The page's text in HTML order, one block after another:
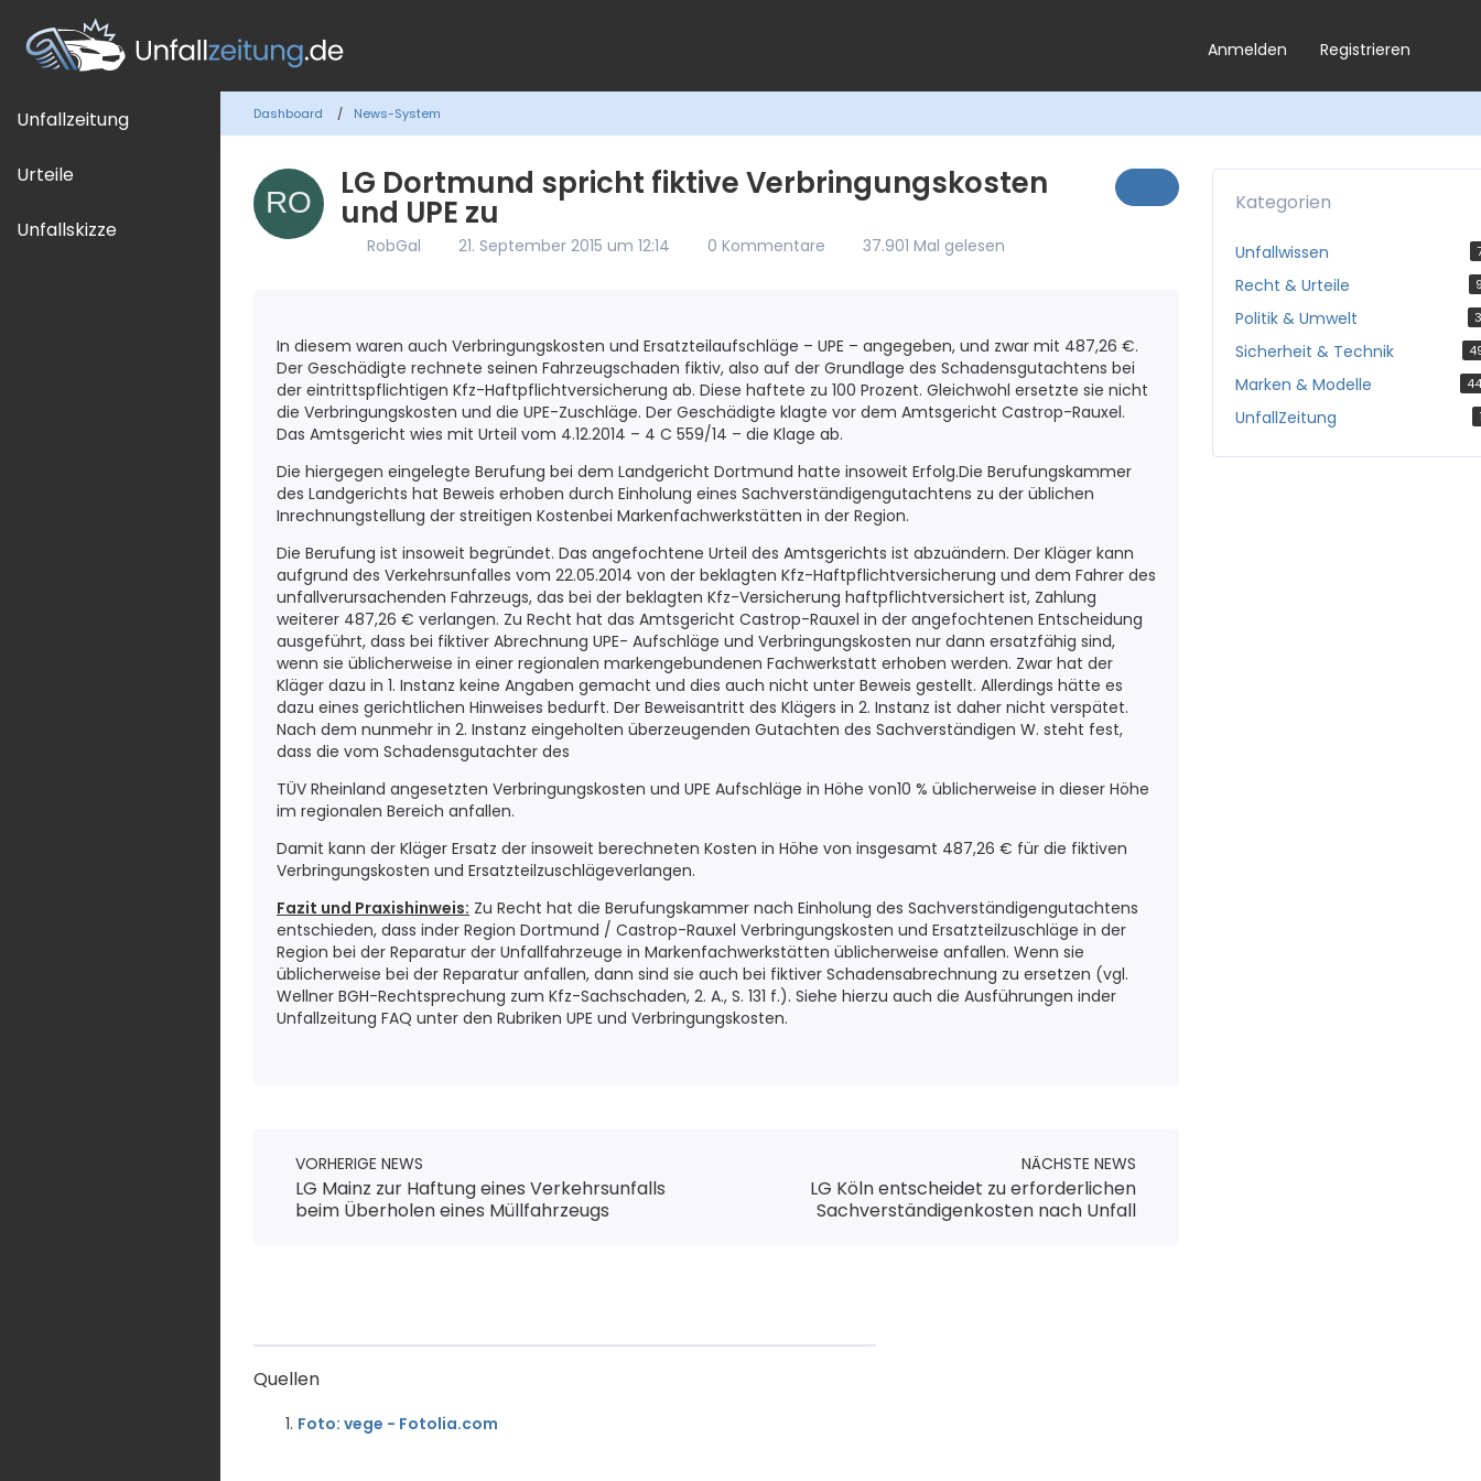
Unfallzeitung
Urteile
Unfallskizze
Anmelden Registrieren
Dashboard News-System
LG Dortmund spricht fiktive Verbringungskosten
und UPE zu
RobGal 21. September 2015 um 12:14 0 Kommentare 37.901 Mal gelesen
In diesem waren auch Verbringungskosten und Ersatzteilaufschläge – UPE – angegeben, und zwar mit 487,26 €.
Der Geschädigte rechnete seinen Fahrzeugschaden fiktiv, also auf der Grundlage des Schadensgutachtens bei
der eintrittspflichtigen Kfz-Haftpflichtversicherung ab. Diese haftete zu 100 Prozent. Gleichwohl ersetzte sie nicht
die Verbringungskosten und die UPE-Zuschläge. Der Geschädigte klagte vor dem Amtsgericht Castrop-Rauxel.
Das Amtsgericht wies mit Urteil vom 4.12.2014 – 4 C 559/14 – die Klage ab.
Die hiergegen eingelegte Berufung bei dem Landgericht Dortmund hatte insoweit Erfolg.Die Berufungskammer
des Landgerichts hat Beweis erhoben durch Einholung eines Sachverständigengutachtens zu der üblichen
Inrechnungstellung der streitigen Kostenbei Markenfachwerkstätten in der Region.
Die Berufung ist insoweit begründet. Das angefochtene Urteil des Amtsgerichts ist abzuändern. Der Kläger kann
aufgrund des Verkehrsunfalles vom 22.05.2014 von der beklagten Kfz-Haftpflichtversicherung und dem Fahrer des
unfallverursachenden Fahrzeugs, das bei der beklagten Kfz-Versicherung haftpflichtversichert ist, Zahlung
weiterer 487,26 € verlangen. Zu Recht hat das Amtsgericht Castrop-Rauxel in der angefochtenen Entscheidung
ausgeführt, dass bei fiktiver Abrechnung UPE- Aufschläge und Verbringungskosten nur dann ersatzfähig sind,
wenn sie üblicherweise in einer regionalen markengebundenen Fachwerkstatt erhoben werden. Zwar hat der
Kläger dazu in 1. Instanz keine Angaben gemacht und dies auch nicht unter Beweis gestellt. Allerdings hätte es
dazu eines gerichtlichen Hinweises bedurft. Der Beweisantritt des Klägers in 2. Instanz ist daher nicht verspätet.
Nach dem nunmehr in 2. Instanz eingeholten überzeugenden Gutachten des Sachverständigen W. steht fest,
dass die vom Schadensgutachter des
TÜV Rheinland angesetzten Verbringungskosten und UPE Aufschläge in Höhe von10 % üblicherweise in dieser Höhe
im regionalen Bereich anfallen.
Damit kann der Kläger Ersatz der insoweit berechneten Kosten in Höhe von insgesamt 487,26 € für die fiktiven
Verbringungskosten und Ersatzteilzuschlägeverlangen.
Fazit und Praxishinweis: Zu Recht hat die Berufungskammer nach Einholung des Sachverständigengutachtens
entschieden, dass inder Region Dortmund / Castrop-Rauxel Verbringungskosten und Ersatzteilzuschläge in der
Region bei der Reparatur der Unfallfahrzeuge in Markenfachwerkstätten üblicherweise anfallen. Wenn sie
üblicherweise bei der Reparatur anfallen, dann sind sie auch bei fiktiver Schadensabrechnung zu ersetzen (vgl.
Wellner BGH-Rechtsprechung zum Kfz-Sachschaden, 2. A., S. 131 f.). Siehe hierzu auch die Ausführungen inder
Unfallzeitung FAQ unter den Rubriken UPE und Verbringungskosten.
VORHERIGE NEWS
LG Mainz zur Haftung eines Verkehrsunfalls
beim Überholen eines Müllfahrzeugs
NÄCHSTE NEWS
LG Köln entscheidet zu erforderlichen
Sachverständigenkosten nach Unfall
Kategorien
Unfallwissen
Recht & Urteile
Politik & Umwelt
Sicherheit & Technik
Marken & Modelle
UnfallZeitung
Quellen
Foto: vege - Fotolia.com